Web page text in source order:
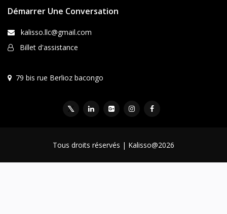
Démarrer Une Conversation
kalisso.llc@gmail.com
Billet d'assistance
79 bis rue Berlioz bacongo
Tous droits réservés | Kalisso@2026